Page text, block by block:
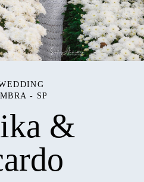
- SP
&